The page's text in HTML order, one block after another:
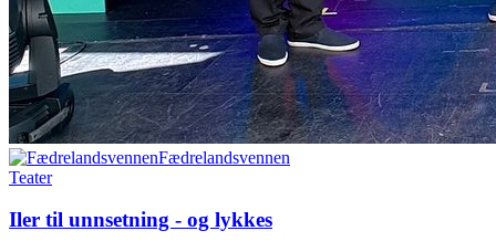
Fædrelandsvennen
Teater
Iler til unnsetning - og lykkes